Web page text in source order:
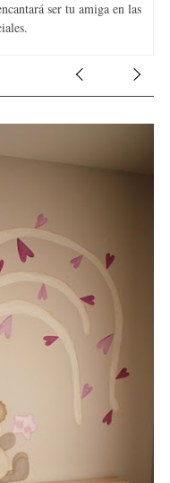
ser tu amiga en las